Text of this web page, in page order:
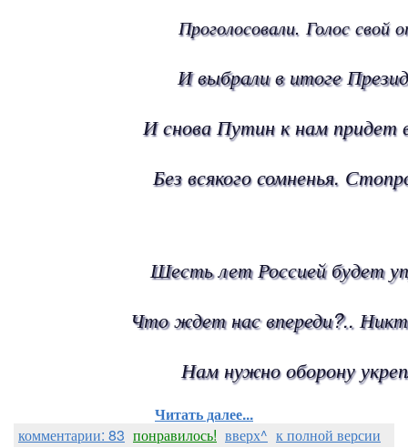
Проголосовали. Голос свой
И выбрали в итоге
И снова Путин к нам придет
Без всякого сомненья.
Шесть лет Россией будет
Что ждет нас впереди?..
Нам нужно оборону
Читать далее...
комментарии: 83 понравилось! вверх^ к полной версии